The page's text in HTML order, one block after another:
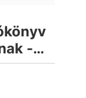
-